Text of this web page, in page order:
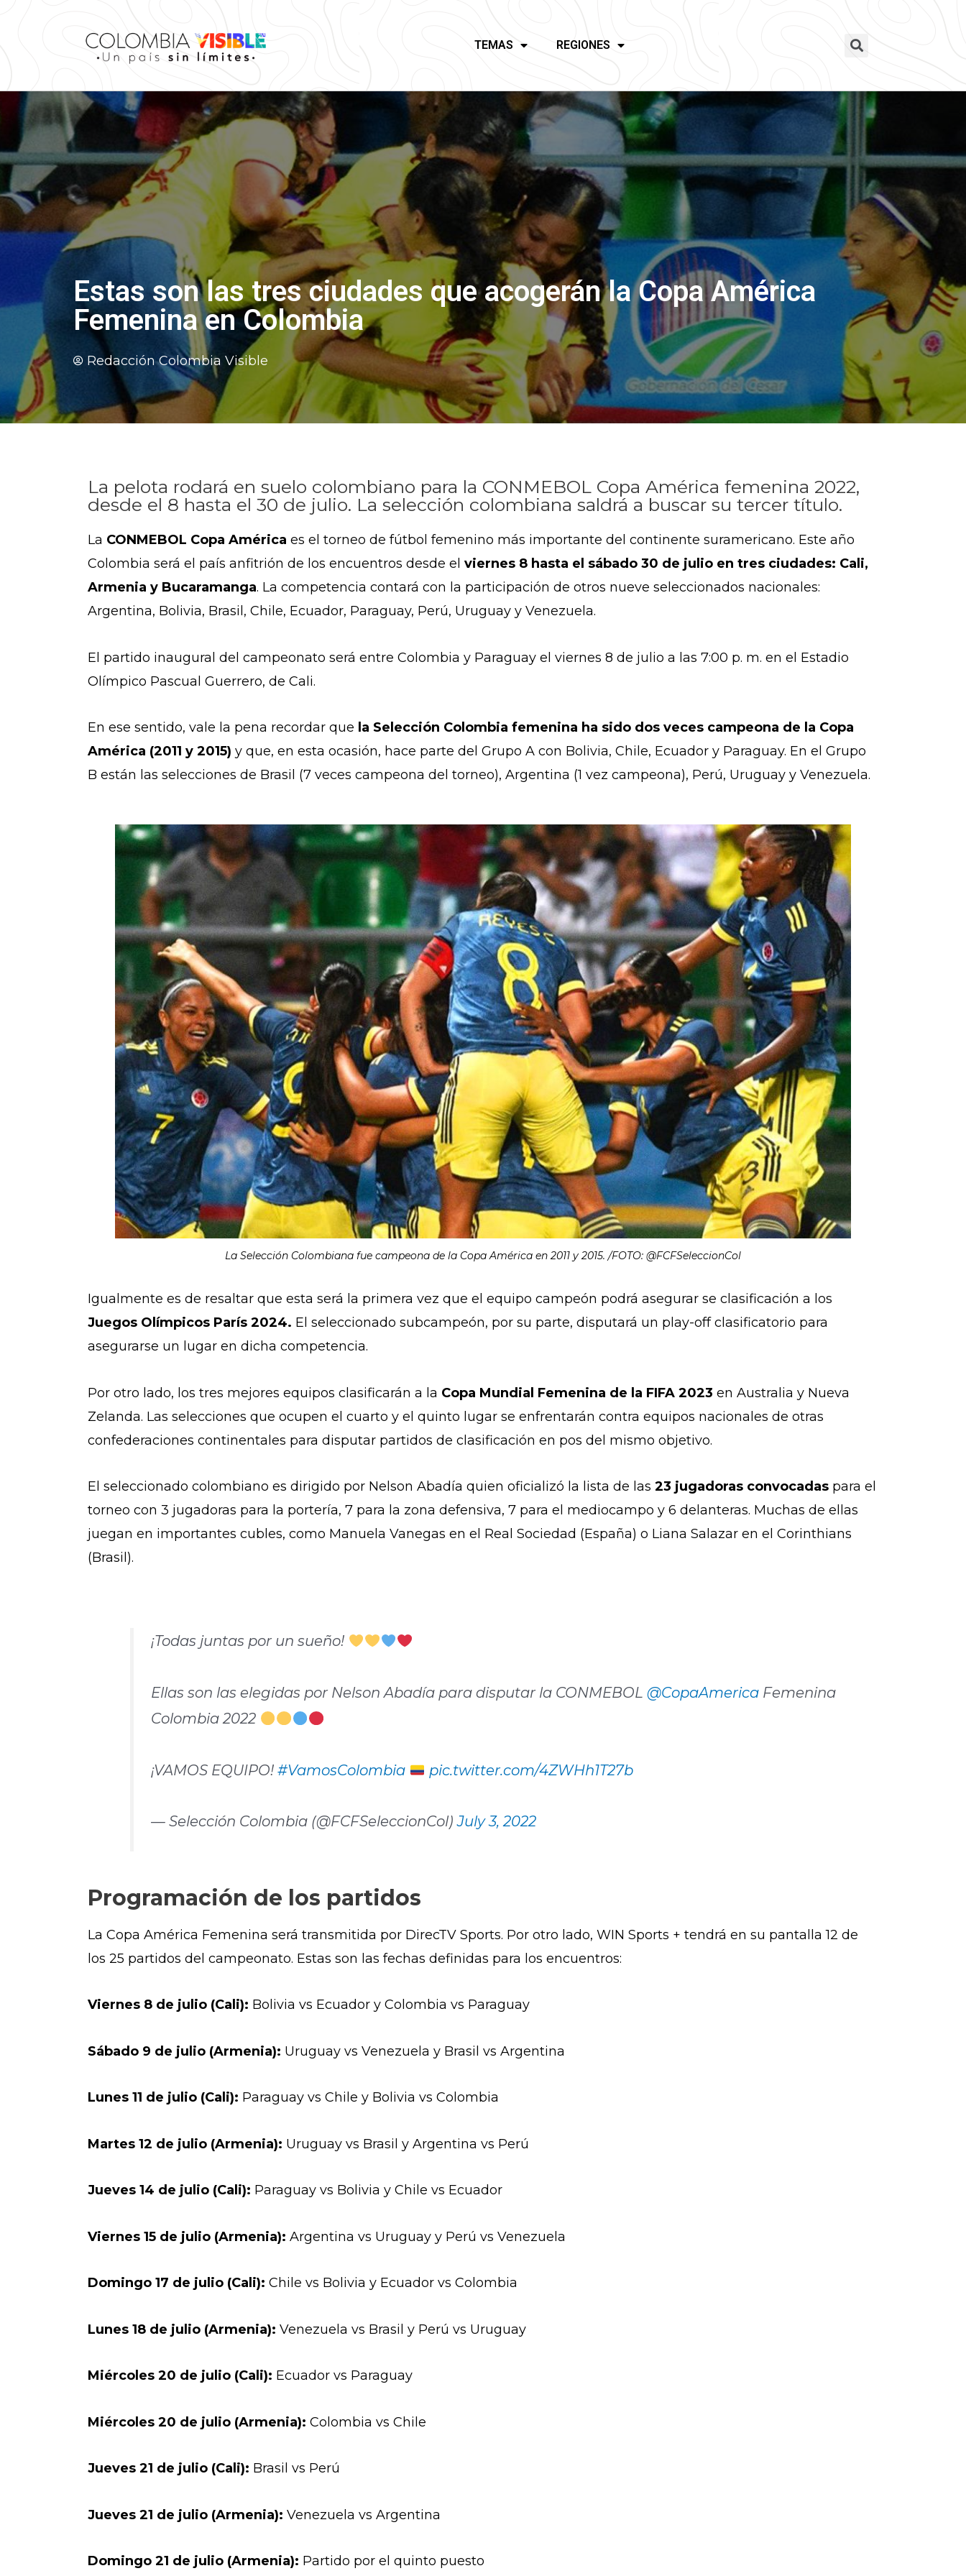
TEMAS REGIONES
Estas son las tres ciudades que acogerán la Copa América
Femenina en Colombia
Redacción Colombia Visible
La pelota rodará en suelo colombiano para la CONMEBOL Copa América femenina 2022,
desde el 8 hasta el 30 de julio. La selección colombiana saldrá a buscar su tercer título.
La CONMEBOL Copa América es el torneo de fútbol femenino más importante del continente suramericano. Este año
Colombia será el país anfitrión de los encuentros desde el viernes 8 hasta el sábado 30 de julio en tres ciudades: Cali,
Armenia y Bucaramanga. La competencia contará con la participación de otros nueve seleccionados nacionales:
Argentina, Bolivia, Brasil, Chile, Ecuador, Paraguay, Perú, Uruguay y Venezuela.
El partido inaugural del campeonato será entre Colombia y Paraguay el viernes 8 de julio a las 7:00 p. m. en el Estadio
Olímpico Pascual Guerrero, de Cali.
En ese sentido, vale la pena recordar que la Selección Colombia femenina ha sido dos veces campeona de la Copa
América (2011 y 2015) y que, en esta ocasión, hace parte del Grupo A con Bolivia, Chile, Ecuador y Paraguay. En el Grupo
B están las selecciones de Brasil (7 veces campeona del torneo), Argentina (1 vez campeona), Perú, Uruguay y Venezuela.
La Selección Colombiana fue campeona de la Copa América en 2011 y 2015. /FOTO: @FCFSeleccionCol
Igualmente es de resaltar que esta será la primera vez que el equipo campeón podrá asegurar se clasificación a los
Juegos Olímpicos París 2024. El seleccionado subcampeón, por su parte, disputará un play-off clasificatorio para
asegurarse un lugar en dicha competencia.
Por otro lado, los tres mejores equipos clasificarán a la Copa Mundial Femenina de la FIFA 2023 en Australia y Nueva
Zelanda. Las selecciones que ocupen el cuarto y el quinto lugar se enfrentarán contra equipos nacionales de otras
confederaciones continentales para disputar partidos de clasificación en pos del mismo objetivo.
El seleccionado colombiano es dirigido por Nelson Abadía quien oficializó la lista de las 23 jugadoras convocadas para el
torneo con 3 jugadoras para la portería, 7 para la zona defensiva, 7 para el mediocampo y 6 delanteras. Muchas de ellas
juegan en importantes cubles, como Manuela Vanegas en el Real Sociedad (España) o Liana Salazar en el Corinthians
(Brasil).
¡Todas juntas por un sueño!
Ellas son las elegidas por Nelson Abadía para disputar la CONMEBOL@CopaAmerica Femenina
Colombia 2022
¡VAMOS EQUIPO!#VamosColombia pic.twitter.com/4ZWHh1T27b
— Selección Colombia (@FCFSeleccionCol)July 3, 2022
Programación de los partidos
La Copa América Femenina será transmitida por DirecTV Sports. Por otro lado, WIN Sports + tendrá en su pantalla 12 de
los 25 partidos del campeonato. Estas son las fechas definidas para los encuentros:
Viernes 8 de julio (Cali): Bolivia vs Ecuador y Colombia vs Paraguay
Sábado 9 de julio (Armenia): Uruguay vs Venezuela y Brasil vs Argentina
Lunes 11 de julio (Cali): Paraguay vs Chile y Bolivia vs Colombia
Martes 12 de julio (Armenia): Uruguay vs Brasil y Argentina vs Perú
Jueves 14 de julio (Cali): Paraguay vs Bolivia y Chile vs Ecuador
Viernes 15 de julio (Armenia): Argentina vs Uruguay y Perú vs Venezuela
Domingo 17 de julio (Cali): Chile vs Bolivia y Ecuador vs Colombia
Lunes 18 de julio (Armenia): Venezuela vs Brasil y Perú vs Uruguay
Miércoles 20 de julio (Cali): Ecuador vs Paraguay
Miércoles 20 de julio (Armenia): Colombia vs Chile
Jueves 21 de julio (Cali): Brasil vs Perú
Jueves 21 de julio (Armenia): Venezuela vs Argentina
Domingo 21 de julio (Armenia): Partido por el quinto puesto